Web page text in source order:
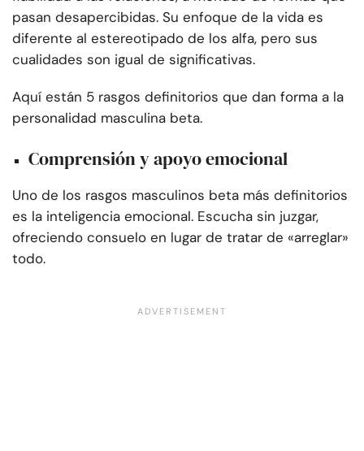
pasan desapercibidas. Su enfoque de la vida es
diferente al estereotipado de los alfa, pero sus
cualidades son igual de significativas.
Aquí están 5 rasgos definitorios que dan forma a la
personalidad masculina beta.
Comprensión y apoyo emocional
Uno de los rasgos masculinos beta más definitorios
es la inteligencia emocional. Escucha sin juzgar,
ofreciendo consuelo en lugar de tratar de «arreglar»
todo.